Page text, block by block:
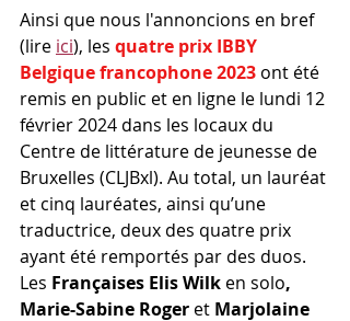
Ainsi que nous l'annoncions en bref
(lire ici), les quatre prix IBBY
Belgique francophone 2023 ont été
remis en public et en ligne le lundi 12
février 2024 dans les locaux du
Centre de littérature de jeunesse de
Bruxelles (CLJBxl). Au total, un lauréat
et cinq lauréates, ainsi qu’une
traductrice, deux des quatre prix
ayant été remportés par des duos.
Les Françaises Elis Wilk en solo,
Marie-Sabine Roger et Marjolaine